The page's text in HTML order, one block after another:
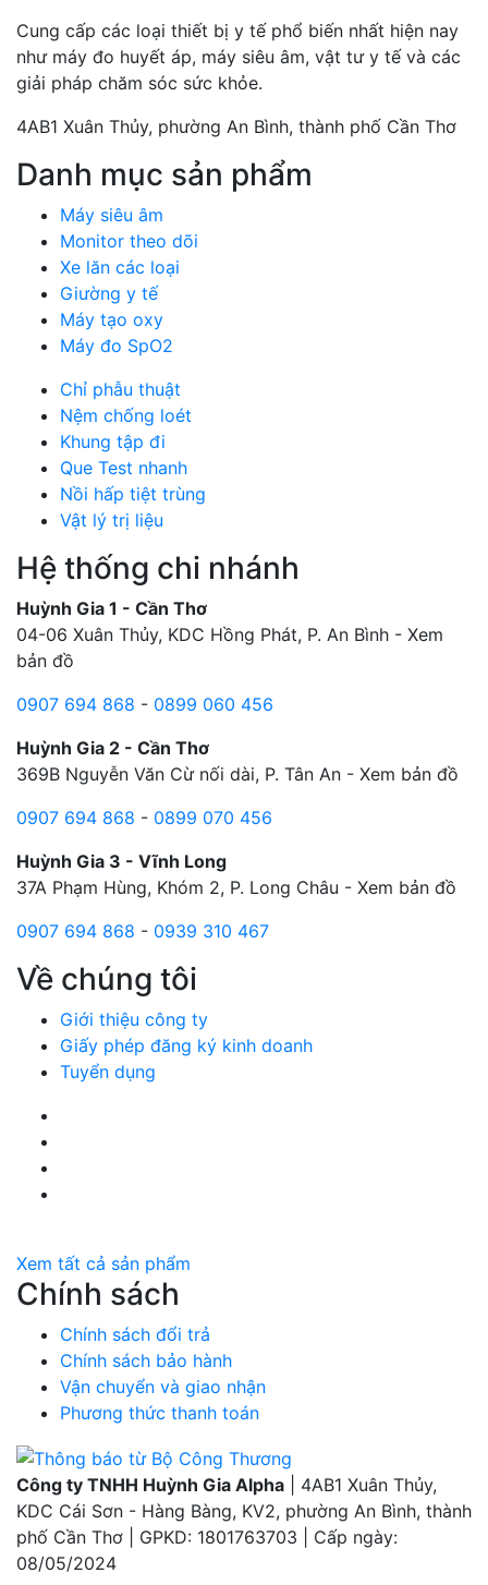
Cung cấp các loại thiết bị y tế phổ biến nhất hiện nay
như máy đo huyết áp, máy siêu âm, vật tư y tế và các
giải pháp chăm sóc sức khỏe.
4AB1 Xuân Thủy, phường An Bình, thành phố Cần Thơ
Danh mục sản phẩm
Máy siêu âm
Monitor theo dõi
Xe lăn các loại
Giường y tế
Máy tạo oxy
Máy đo SpO2
Chỉ phẫu thuật
Nệm chống loét
Khung tập đi
Que Test nhanh
Nồi hấp tiệt trùng
Vật lý trị liệu
Hệ thống chi nhánh
Huỳnh Gia 1 - Cần Thơ
04-06 Xuân Thủy, KDC Hồng Phát, P. An Bình - Xem
bản đồ
0907 694 868 - 0899 060 456
Huỳnh Gia 2 - Cần Thơ
369B Nguyễn Văn Cừ nối dài, P. Tân An - Xem bản đồ
0907 694 868 - 0899 070 456
Huỳnh Gia 3 - Vĩnh Long
37A Phạm Hùng, Khóm 2, P. Long Châu - Xem bản đồ
0907 694 868 - 0939 310 467
Về chúng tôi
Giới thiệu công ty
Giấy phép đăng ký kinh doanh
Tuyển dụng
Xem tất cả sản phẩm
Chính sách
Chính sách đổi trả
Chính sách bảo hành
Vận chuyển và giao nhận
Phương thức thanh toán
Công ty TNHH Huỳnh Gia Alpha | 4AB1 Xuân Thủy,
KDC Cái Sơn - Hàng Bàng, KV2, phường An Bình, thành
phố Cần Thơ | GPKD: 1801763703 | Cấp ngày:
08/05/2024